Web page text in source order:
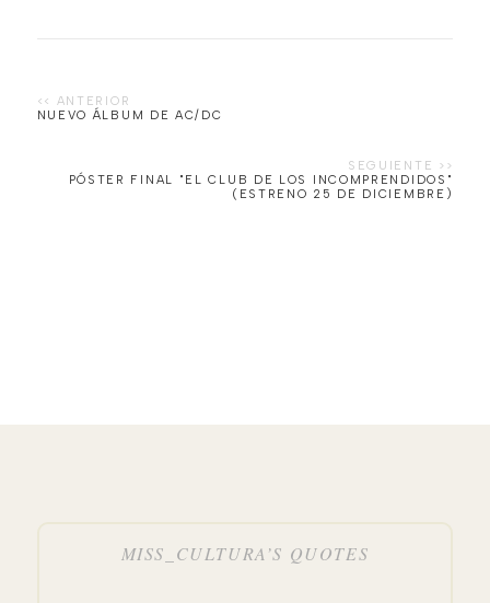
NUEVO ÁLBUM DE AC/DC
PÓSTER FINAL "EL CLUB DE LOS INCOMPRENDIDOS"
MISS_CULTURA’S QUOTES